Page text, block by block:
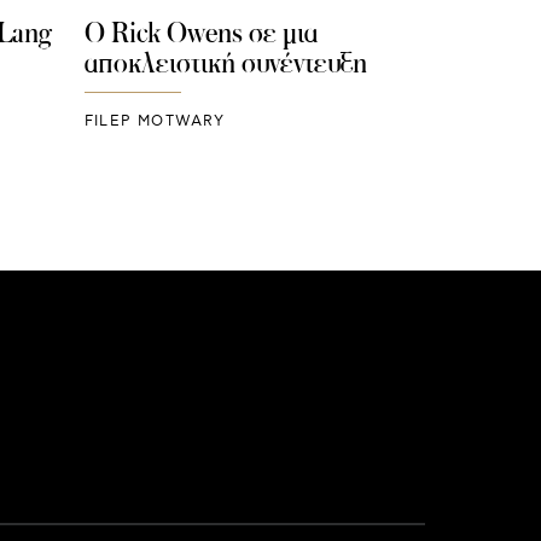
O Rick Owens σε μια
αποκλειστική συνέντευξη
FILEP MOTWARY